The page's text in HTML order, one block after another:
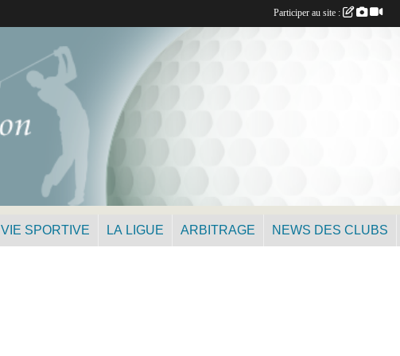
VIE SPORTIVE LA LIGUE ARBITRAGE NEWS DES CLUBS
Participer au site :